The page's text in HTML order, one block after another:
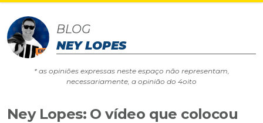
BLOG
NEY LOPES
* as opiniões expressas neste espaço não representam,
necessariamente, a opinião do 4oito
Ney Lopes: O vídeo que colocou